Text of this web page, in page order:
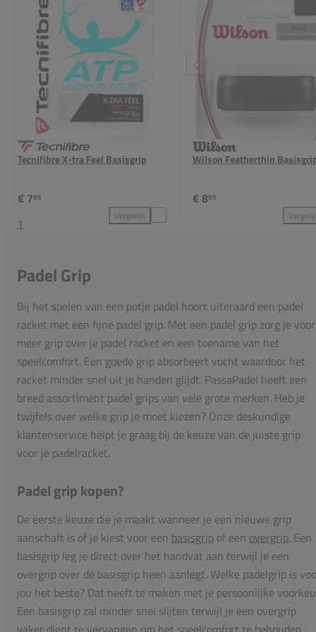
Tecnifibre X-tra Feel Basisgrip
€ 795
Vergelijk
Tecnifibre X-tra Feel Basisgrip toevoegen aan
Wilson Featherthin
€ 895
1
Padel Grip
Bij het spelen van een potje padel hoort uiteraard een padel
racket met een fijne padel grip. Met een padel grip zorg je voor
meer grip over je padel racket en een toename van het
speelcomfort. Een goede grip absorbeert vocht waardoor het
racket minder snel uit je handen glijdt. PassaPadel heeft een
breed assortiment padel grips van vele grote merken. Heb je
twijfels over welke grip je moet kiezen? Onze deskundige
klantenservice helpt je graag bij de keuze van de juiste grip
voor je padelracket.
Padel grip kopen?
De eerste keuze die je maakt wanneer je een nieuwe grip
aanschaft is of je kiest voor een basisgrip of een overgrip. Een
basisgrip leg je direct over het handvat aan terwijl je een
overgrip over de basisgrip heen aanlegt. Welke padelgrip is
jou het beste? Dat heeft te maken met je persoonlijke
Een basisgrip zal minder snel slijten terwijl je een overgrip